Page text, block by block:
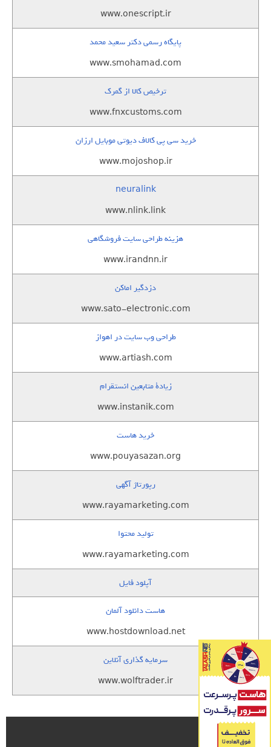
www.onescript.ir
پایگاه رسمی دکتر سعید محمد
www.smohamad.com
ترخیص کالا از گمرک
www.fnxcustoms.com
خرید سی پی کالاف دیوتی موبایل ارزان
www.mojoshop.ir
neuralink
www.nlink.link
هزینه طراحی سایت فروشگاهی
www.irandnn.ir
دزدگیر اماکن
www.sato-electronic.com
طراحی وب سایت در اهواز
www.artiash.com
زيادة متابعين انستقرام
www.instanik.com
خرید هاست
www.pouyasazan.org
رپورتاژ آگهی
www.rayamarketing.com
تولید محتوا
www.rayamarketing.com
آپلود فایل
هاست دانلود آلمان
www.hostdownload.net
سرمایه گذاری آنلاین
www.wolftrader.ir